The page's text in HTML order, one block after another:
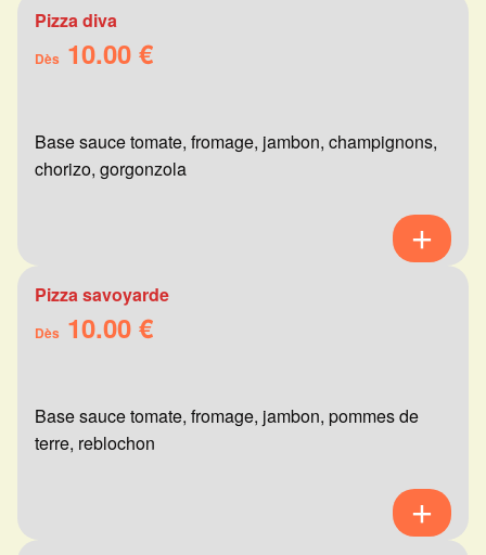
Pizza diva
Dès 10.00 €
Base sauce tomate, fromage, jambon, champignons,
chorizo, gorgonzola
Pizza savoyarde
Dès 10.00 €
Base sauce tomate, fromage, jambon, pommes de
terre, reblochon